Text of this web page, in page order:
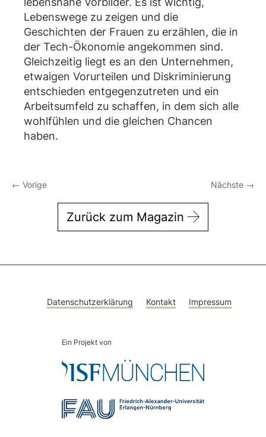
Lebenswege zu zeigen und die
Geschichten der Frauen zu erzählen, die in
der Tech-Ökonomie angekommen sind.
Gleichzeitig liegt es an den Unternehmen,
etwaigen Vorurteilen und Diskriminierung
entschieden entgegenzutreten und ein
Arbeitsumfeld zu schaffen, in dem sich alle
wohlfühlen und die gleichen Chancen
haben.
← Vorige Nächste →
Zurück zum Magazin
Datenschutzerklärung Kontakt Impressum
Ein Projekt von